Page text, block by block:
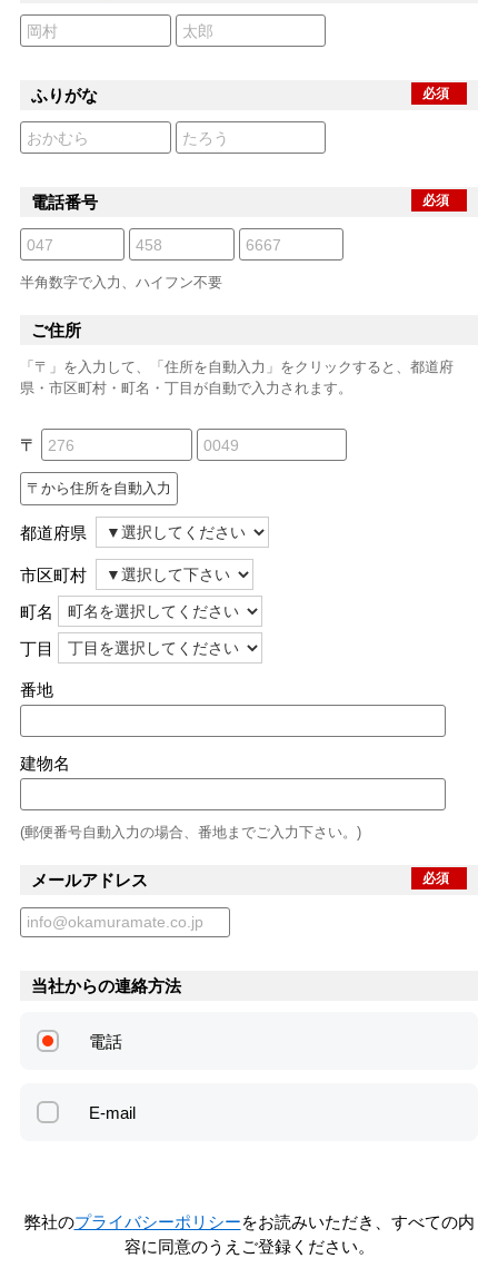
ふりがな 必須
電話番号 必須
半角数字で入力、ハイフン不要
ご住所
「〒」を入力して、「住所を自動入力」をクリックすると、都道府
県・市区町村・町名・丁目が自動で入力されます。
〒
都道府県
市区町村
町名
丁目
番地
建物名
(郵便番号自動入力の場合、番地までご入力下さい。)
メールアドレス 必須
当社からの連絡方法
電話
E-mail
弊社のプライバシーポリシーをお読みいただき、すべての内
容に同意のうえご登録ください。